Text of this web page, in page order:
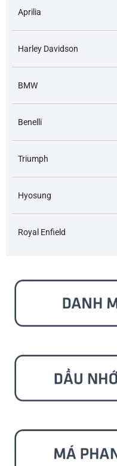
Aprilia
Harley Davidson
BMW
Benelli
Triumph
Hyosung
Royal Enfield